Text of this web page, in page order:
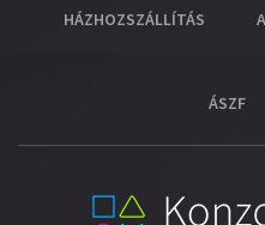
HÁZHOZSZÁLLÍTÁS
ÁSZF